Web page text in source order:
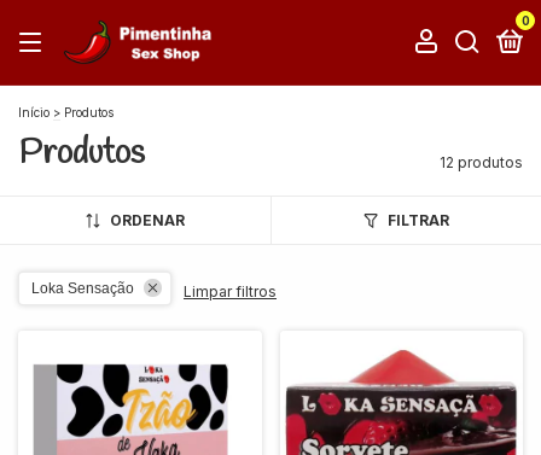
0
Início > Produtos
Produtos 12 produtos
ORDENAR FILTRAR
Loka Sensação Limpar filtros